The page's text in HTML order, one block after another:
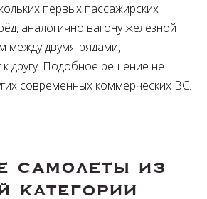
первых пассажирских
аналогично вагону железной
между двумя рядами,
другу. Подобное решение не
современных коммерческих ВС.
самолеты из
категории